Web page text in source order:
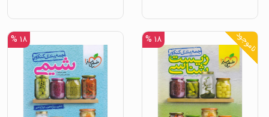
ناموجود ۱۸ % ۱۸ %